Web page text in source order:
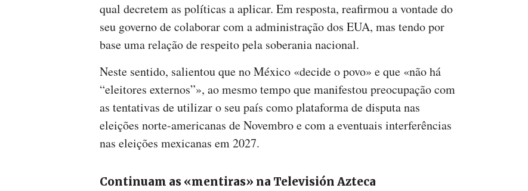
qual decretem as políticas a aplicar. Em resposta, reafirmou a vontade do
seu governo de colaborar com a administração dos EUA, mas tendo por
base uma relação de respeito pela soberania nacional.
Neste sentido, salientou que no México «decide o povo» e que «não há
“eleitores externos”», ao mesmo tempo que manifestou preocupação com
as tentativas de utilizar o seu país como plataforma de disputa nas
eleições norte-americanas de Novembro e com a eventuais interferências
nas eleições mexicanas em 2027.
Continuam as «mentiras» na Televisión Azteca